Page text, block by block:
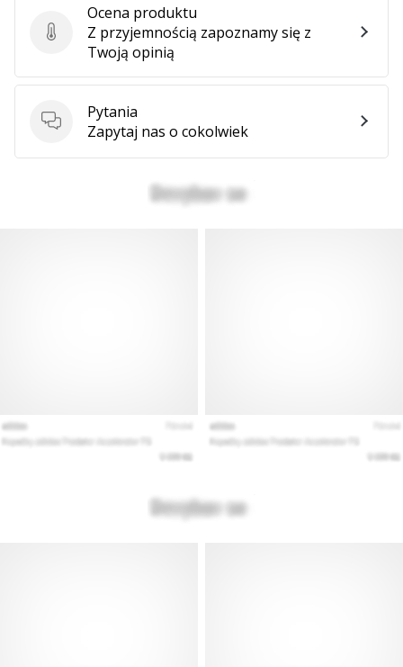
Ocena produktu
Ocena produktu
Z przyjemnością zapoznamy się z
Twoją opinią
Pytania
Pytania
Zapytaj nas o cokolwiek